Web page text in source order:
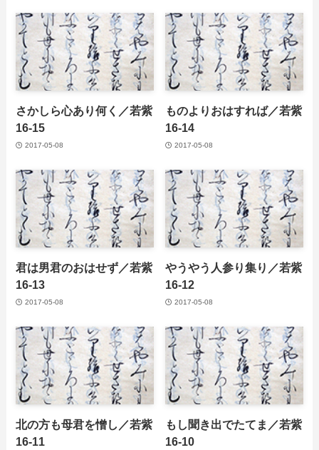
さかしら心あり何く／若紫
16-15
2017-05-08
ものよりおはすれば／若紫
16-14
2017-05-08
君は男君のおはせず／若紫
16-13
2017-05-08
やうやう人参り集り／若紫
16-12
2017-05-08
北の方も母君を憎し／若紫
16-11
もし聞き出でたてま／若紫
16-10